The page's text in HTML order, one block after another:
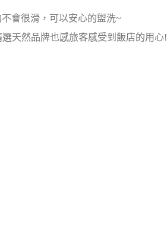
會很滑，可以安心的盥洗~
天然品牌也感旅客感受到飯店的用心!